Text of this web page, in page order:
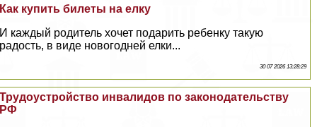
Как купить билеты на елку
И каждый родитель хочет подарить ребенку такую
радость, в виде новогодней елки...
30 07 2026 13:28:29
Трудоустройство инвалидов по законодательству
РФ